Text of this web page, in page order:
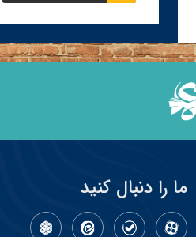
ما را دنبال کنید